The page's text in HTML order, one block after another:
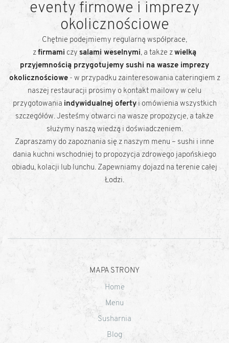
eventy firmowe i imprezy
okolicznościowe
Chętnie podejmiemy regularną współprace,
z firmami czy salami weselnymi, a także z wielką
przyjemnością przygotujemy sushi na wasze imprezy
okolicznościowe- w przypadku zainteresowania cateringiem z
naszej restauracji prosimy o kontakt mailowy w celu
przygotowania indywidualnej ofertyi omówienia wszystkich
szczegółów. Jesteśmy otwarci na wasze propozycje, a także
służymy naszą wiedzą i doświadczeniem.
Zapraszamy do zapoznania się z naszym menu – sushi i inne
dania kuchni wschodniej to propozycja zdrowego japońskiego
obiadu, kolacji lub lunchu. Zapewniamy dojazd na terenie całej
Łodzi.
MAPA STRONY
Home
Menu
Susharnia
Blog